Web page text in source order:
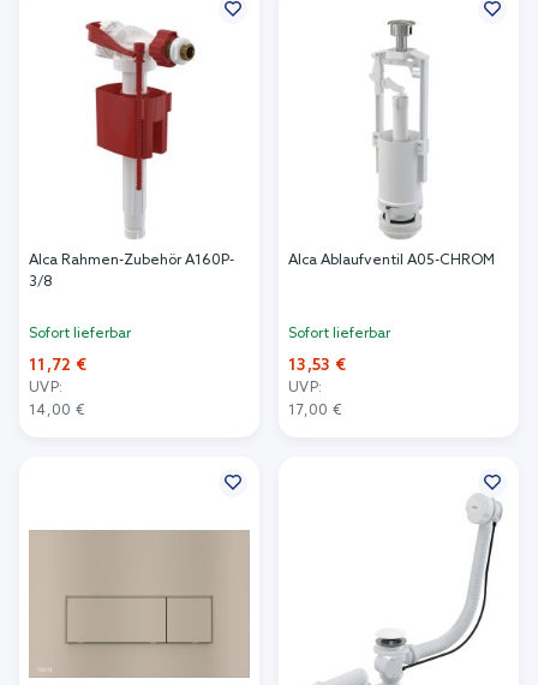
Alca Rahmen-Zubehör A160P-
3/8
Sofort lieferbar
11,72 €
UVP:
14,00 €
Alca Ablaufventil A05-CHROM
Sofort lieferbar
13,53 €
UVP:
17,00 €